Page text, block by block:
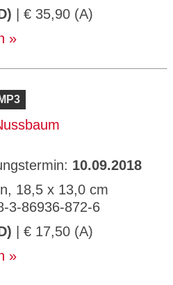
| € 35,90 (A)
MP3
10.09.2018
18,5 x 13,0 cm
3-86936-872-6
| € 17,50 (A)